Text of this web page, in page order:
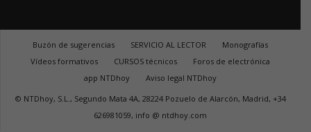
Buzón de sugerencias SERVICIO AL LECTOR
Monografías
Vídeos formativos
CURSOS técnicos
Foros de electrónica
app NTDhoy
Aviso legal NTDhoy
© NTDhoy, S.L., Segundo Mata 4A, 28224 Pozuelo de Alarcón, Madrid, +34
626981059, info @ ntdhoy.com